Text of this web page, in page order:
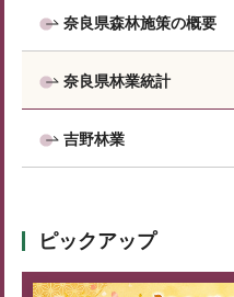
奈良県森林施策の概要
奈良県林業統計
吉野林業
ピックアップ